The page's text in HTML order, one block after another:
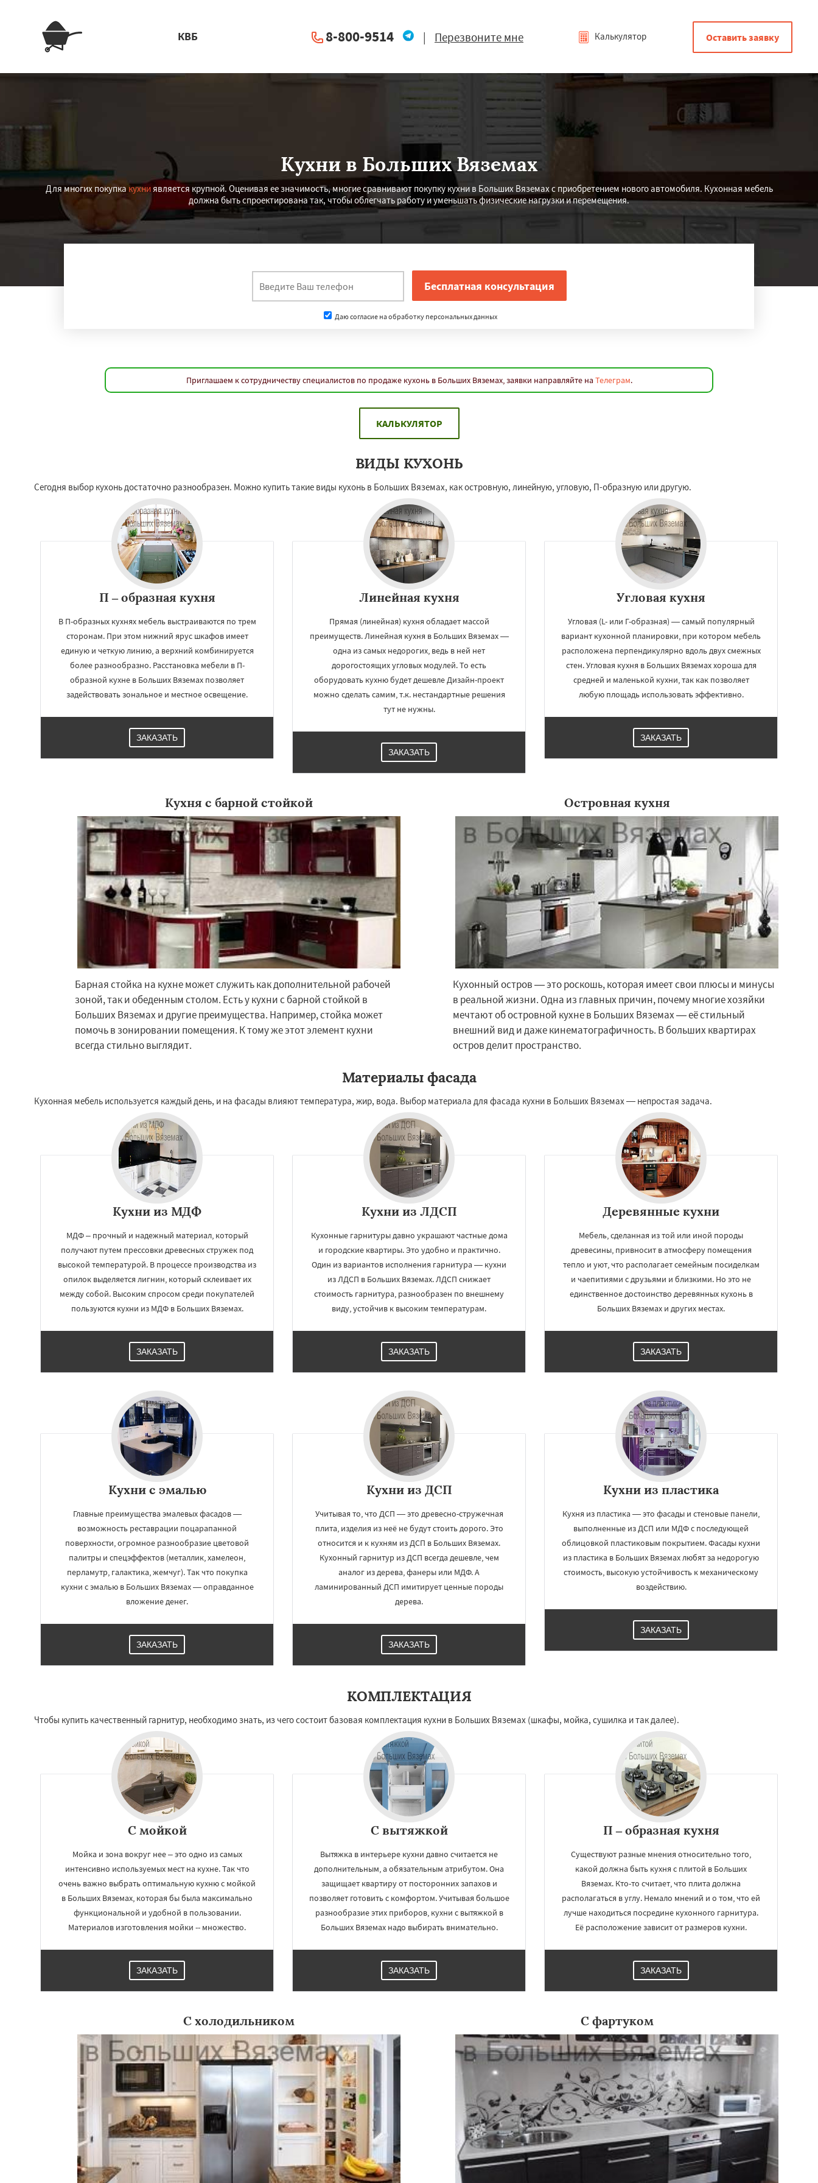
Работаем по
регионам
×
Малаховка Менделеевск Михнево
Монино
Нахабино
Некрасовское
Удельная
Фосфоритный
КВБ 8-800-9514 | Перезвоните мне Калькулятор Оставить заявку
Кухни в Больших Вяземах
Для многих покупкакухниявляется крупной. Оценивая ее значимость, многие сравнивают покупку кухни в Больших Вяземах с приобретением нового автомобиля. Кухонная мебель
должна быть спроектирована так, чтобы облегчать работу и уменьшать физические нагрузки и перемещения.
Даю согласие на обработку персональных данных
Приглашаем к сотрудничеству специалистов по продаже кухонь в Больших Вяземах, заявки направляйте на Телеграм.
КАЛЬКУЛЯТОР
ВИДЫ КУХОНЬ
Сегодня выбор кухонь достаточно разнообразен. Можно купить такие виды кухонь в Больших Вяземах, как островную, линейную, угловую, П-образную или другую.
П – образная кухня
В П-образных кухнях мебель выстраиваются по трем
сторонам. При этом нижний ярус шкафов имеет
единую и четкую линию, а верхний комбинируется
более разнообразно. Расстановка мебели в П-
образной кухне в Больших Вяземах позволяет
задействовать зональное и местное освещение.
ЗАКАЗАТЬ
Линейная кухня
Прямая (линейная) кухня обладает массой
преимуществ. Линейная кухня в Больших Вяземах —
одна из самых недорогих, ведь в ней нет
дорогостоящих угловых модулей. То есть
оборудовать кухню будет дешевле Дизайн-проект
можно сделать самим, т.к. нестандартные решения
тут не нужны.
ЗАКАЗАТЬ
Угловая кухня
Угловая (L- или Г-образная) — самый популярный
вариант кухонной планировки, при котором мебель
расположена перпендикулярно вдоль двух смежных
стен. Угловая кухня в Больших Вяземах хороша для
средней и маленькой кухни, так как позволяет
любую площадь использовать эффективно.
ЗАКАЗАТЬ
Кухня с барной стойкой
Барная стойка на кухне может служить как дополнительной рабочей
зоной, так и обеденным столом. Есть у кухни с барной стойкой в
Больших Вяземах и другие преимущества. Например, стойка может
помочь в зонировании помещения. К тому же этот элемент кухни
всегда стильно выглядит.
Островная кухня
Кухонный остров — это роскошь, которая имеет свои плюсы и минусы
в реальной жизни. Одна из главных причин, почему многие хозяйки
мечтают об островной кухне в Больших Вяземах — её стильный
внешний вид и даже кинематографичность. В больших квартирах
остров делит пространство.
Материалы фасада
Кухонная мебель используется каждый день, и на фасады влияют температура, жир, вода. Выбор материала для фасада кухни в Больших Вяземах — непростая задача.
Кухни из МДФ
МДФ – прочный и надежный материал, который
получают путем прессовки древесных стружек под
высокой температурой. В процессе производства из
опилок выделяется лигнин, который склеивает их
между собой. Высоким спросом среди покупателей
пользуются кухни из МДФ в Больших Вяземах.
ЗАКАЗАТЬ
Кухни из ЛДСП
Кухонные гарнитуры давно украшают частные дома
и городские квартиры. Это удобно и практично.
Один из вариантов исполнения гарнитура — кухни
из ЛДСП в Больших Вяземах. ЛДСП снижает
стоимость гарнитура, разнообразен по внешнему
виду, устойчив к высоким температурам.
ЗАКАЗАТЬ
Деревянные кухни
Мебель, сделанная из той или иной породы
древесины, привносит в атмосферу помещения
тепло и уют, что располагает семейным посиделкам
и чаепитиями с друзьями и близкими. Но это не
единственное достоинство деревянных кухонь в
Больших Вяземах и других местах.
ЗАКАЗАТЬ
Кухни с эмалью
Главные преимущества эмалевых фасадов —
возможность реставрации поцарапанной
поверхности, огромное разнообразие цветовой
палитры и спецэффектов (металлик, хамелеон,
перламутр, галактика, жемчуг). Так что покупка
кухни с эмалью в Больших Вяземах — оправданное
вложение денег.
ЗАКАЗАТЬ
Кухни из ДСП
Учитывая то, что ДСП — это древесно-стружечная
плита, изделия из неё не будут стоить дорого. Это
относится и к кухням из ДСП в Больших Вяземах.
Кухонный гарнитур из ДСП всегда дешевле, чем
аналог из дерева, фанеры или МДФ. А
ламинированный ДСП имитирует ценные породы
дерева.
ЗАКАЗАТЬ
Кухни из пластика
Кухня из пластика — это фасады и стеновые панели,
выполненные из ДСП или МДФ с последующей
облицовкой пластиковым покрытием. Фасады кухни
из пластика в Больших Вяземах любят за недорогую
стоимость, высокую устойчивость к механическому
воздействию.
ЗАКАЗАТЬ
КОМПЛЕКТАЦИЯ
Чтобы купить качественный гарнитур, необходимо знать, из чего состоит базовая комплектация кухни в Больших Вяземах (шкафы, мойка, сушилка и так далее).
С мойкой
Мойка и зона вокруг нее – это одно из самых
интенсивно используемых мест на кухне. Так что
очень важно выбрать оптимальную кухню с мойкой
в Больших Вяземах, которая бы была максимально
функциональной и удобной в пользовании.
Материалов изготовления мойки -- множество.
ЗАКАЗАТЬ
С вытяжкой
Вытяжка в интерьере кухни давно считается не
дополнительным, а обязательным атрибутом. Она
защищает квартиру от посторонних запахов и
позволяет готовить с комфортом. Учитывая большое
разнообразие этих приборов, кухни с вытяжкой в
Больших Вяземах надо выбирать внимательно.
ЗАКАЗАТЬ
П – образная кухня
Существуют разные мнения относительно того,
какой должна быть кухня с плитой в Больших
Вяземах. Кто-то считает, что плита должна
располагаться в углу. Немало мнений и о том, что ей
лучше находиться посредине кухонного гарнитура.
Её расположение зависит от размеров кухни.
ЗАКАЗАТЬ
С холодильником С фартуком
УЗНАТЬ ПОДРОБНЕЕ ×
Даю согласие на обработку персональных данных